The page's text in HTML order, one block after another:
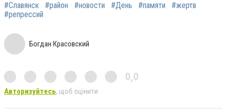
#Славянск #район #новости #День #памяти
#жертв
#репрессий
Богдан Красовский
0,0
Авторизуйтесь, щоб оцінити